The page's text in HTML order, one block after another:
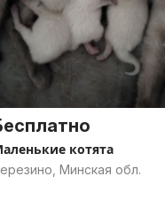
котята
Минская обл.